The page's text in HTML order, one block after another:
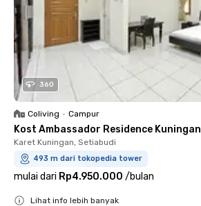
360
Coliving • Campur
Kost Ambassador Residence Kuningan
Karet Kuningan, Setiabudi
493 m dari tokopedia tower
mulai dari Rp4.950.000 /bulan
Lihat info lebih banyak